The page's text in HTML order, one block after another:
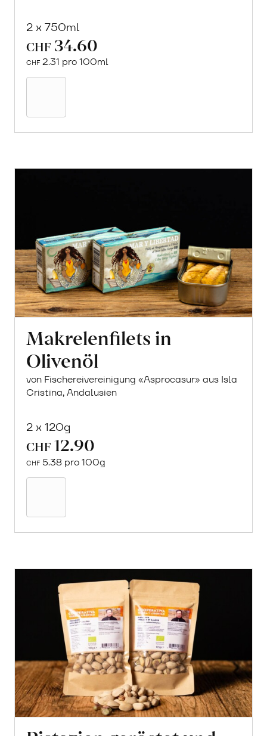
2 x 750ml
CHF 34.60
CHF 2.31 pro 100ml
Makrelenfilets in
Olivenöl
von Fischereivereinigung «Asprocasur» aus Isla
Cristina, Andalusien
2 x 120g
CHF 12.90
CHF 5.38 pro 100g